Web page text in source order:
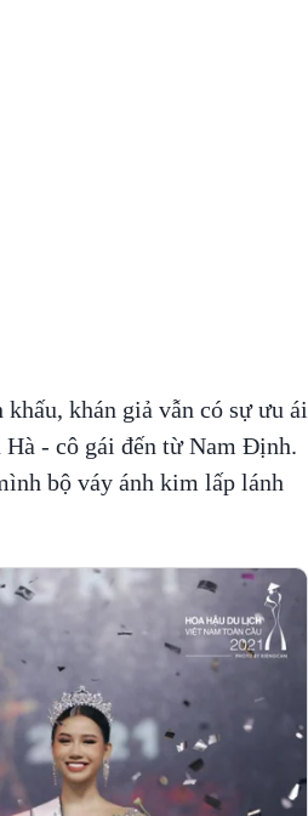
khán giả vẫn có sự ưu ái
Hà - cô gái đến từ Nam Định.
bộ váy ánh kim lấp lánh